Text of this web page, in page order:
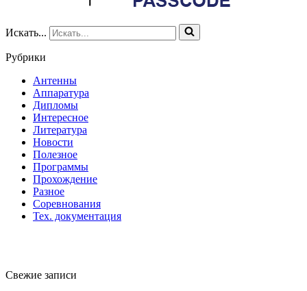
Искать...
Рубрики
Антенны
Аппаратура
Дипломы
Интересное
Литература
Новости
Полезное
Программы
Прохождение
Разное
Соревнования
Тех. документация
Свежие записи